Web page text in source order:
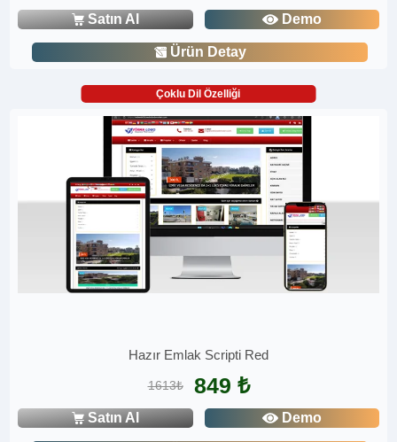
Satın Al Demo
Ürün Detay
Çoklu Dil Özelliği
Hazır Emlak Scripti Red
1613₺ 849 ₺
Satın Al Demo